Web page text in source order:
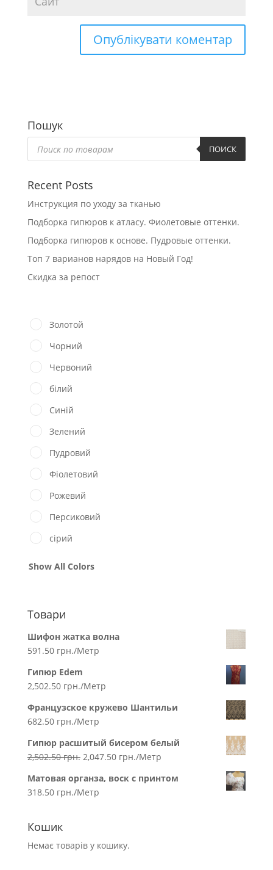
Пошук
Пошук
товарів ПОИСК
Recent Posts
Инструкция по уходу за тканью
Подборка гипюров к атласу. Фиолетовые оттенки.
Подборка гипюров к основе. Пудровые оттенки.
Топ 7 варианов нарядов на Новый Год!
Скидка за репост
Золотой
Чорний
Червоний
білий
Синій
Зелений
Пудровий
Фіолетовий
Рожевий
Персиковий
сірий
Show All Colors
Товари
Шифон жатка волна
591.50 грн./Метр
Гипюр Edem
2,502.50 грн./Метр
Французское кружево Шантильи
682.50 грн./Метр
Гипюр расшитый бисером белый
2,502.50грн. 2,047.50 грн./Метр
Матовая органза, воск с принтом
318.50 грн./Метр
Кошик
Немає товарів у кошику.